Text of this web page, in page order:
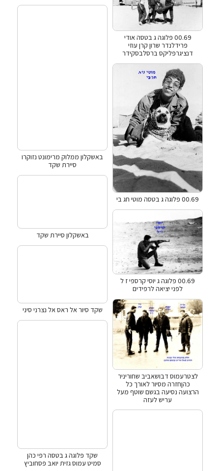
00.69 פלוגה ג בטסה אודי
פרידלנדר שרון קרן עוזי
דנציגרפליקס ברסלבסקידר
00.69 פלוגה ג בטסה מוטי חג בי
00.69 פלוגה ג יוסי קרספי ז ל
לפני יציאה לרפידים
לצטרעמוס דבושאביב שחוריניר
כהןחזרה מסיור לאורך כל
הרצועה נסיעה בגשם שוטף מעל
עריש לעזה
באשקלון ממלוק מרימונט נזוקרו
סיירת שקד
באשקלון סיירת שקד
שקד סיור אל ראס אל נצרני סיני
שקד פלוגה ג בטסה רפי כהן
סמיט עמוס גזית יואב פסחוביץ